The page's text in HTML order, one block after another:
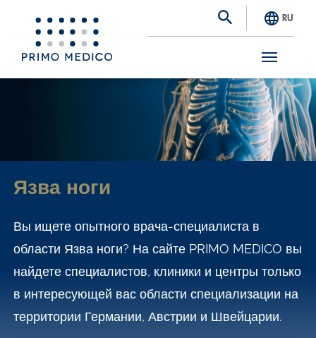
S
RU
Язва ноги
Вы ищете опытного врача-специалиста в
области Язва ноги? На сайте PRIMO MEDICO вы
найдете специалистов, клиники и центры только
в интересующей вас области специализации на
территории Германии, Австрии и Швейцарии.